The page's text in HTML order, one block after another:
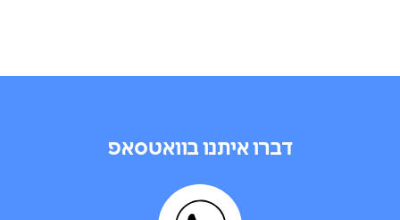
דברו איתנו בוואטסאפ